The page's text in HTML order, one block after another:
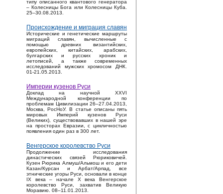
типу описанного квантового генератора
– Колесницы Бога или Колесницы Куба.
25–30.08.2013.
Происхождение и миграция славян
Исторические и генетические маршруты
миграций славян, вычисленные с
помощью древних византийских,
европейских, китайских, арабских,
булгарских и русских хроник и
летописей, а также современных
исследований мужских хромосом ДНК.
01-21.05.2013.
Империи кузенов Руси
Доклад на научной XXVI
Международной конференции по
проблемам Цивилизации 26–27.04.2013,
Москва, РосНоУ. В статье описаны пять
мировых Империй кузенов Руси
(Великих), существовавших в нашей эре
на просторах Евразии, с цикличностью
появления один раз в 300 лет.
Венгерское королевство Руси
Продолжение исследования
династических связей Рюриковичей.
Кузен Рюрика Алмуш/Альмош и его дети
Казан/Курсан и Арбат/Арпад, все
этнические угоры Руси, основали в конце
IX века – начале X века Венгерское
королевство Руси, захватив Великую
Моравию. 08–11.01.2013.